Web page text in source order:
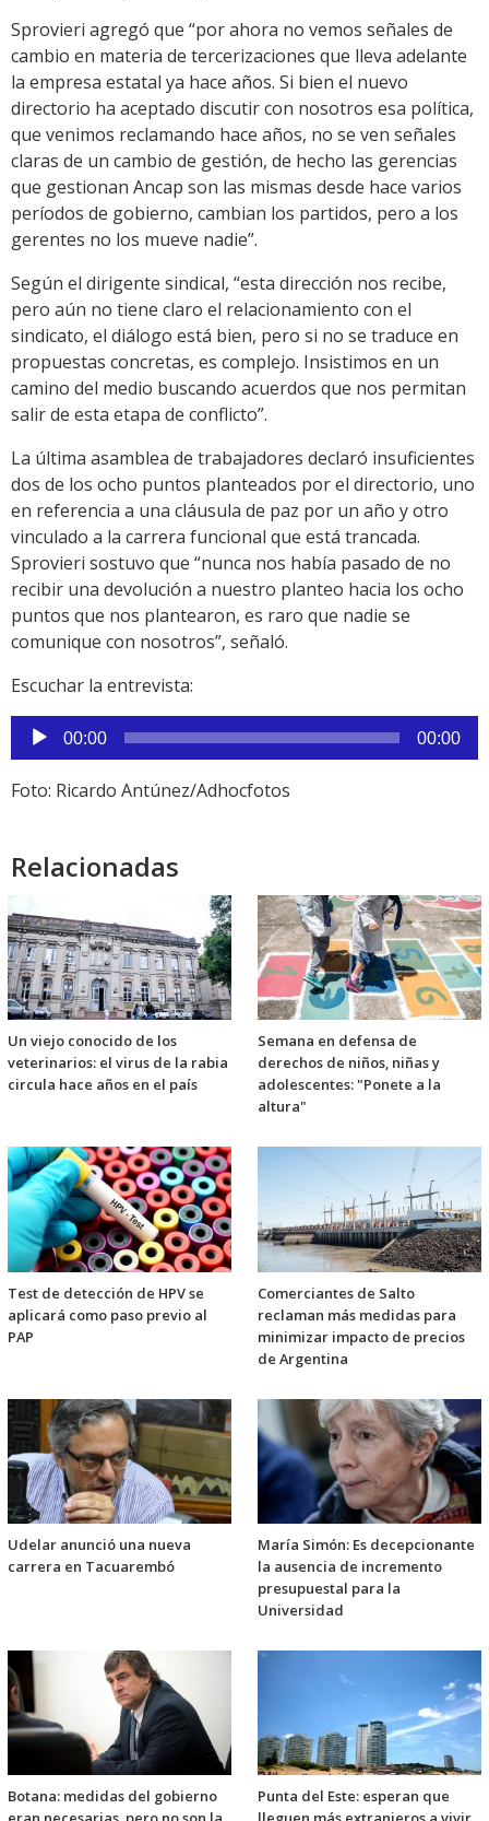
Sprovieri agregó que “por ahora no vemos señales de
cambio en materia de tercerizaciones que lleva adelante
la empresa estatal ya hace años. Si bien el nuevo
directorio ha aceptado discutir con nosotros esa política,
que venimos reclamando hace años, no se ven señales
claras de un cambio de gestión, de hecho las gerencias
que gestionan Ancap son las mismas desde hace varios
períodos de gobierno, cambian los partidos, pero a los
gerentes no los mueve nadie”.
Según el dirigente sindical, “esta dirección nos recibe,
pero aún no tiene claro el relacionamiento con el
sindicato, el diálogo está bien, pero si no se traduce en
propuestas concretas, es complejo. Insistimos en un
camino del medio buscando acuerdos que nos permitan
salir de esta etapa de conflicto”.
La última asamblea de trabajadores declaró insuficientes
dos de los ocho puntos planteados por el directorio, uno
en referencia a una cláusula de paz por un año y otro
vinculado a la carrera funcional que está trancada.
Sprovieri sostuvo que “nunca nos había pasado de no
recibir una devolución a nuestro planteo hacia los ocho
puntos que nos plantearon, es raro que nadie se
comunique con nosotros”, señaló.
Escuchar la entrevista:
Reproductor
de
audio
00:00 00:00
Foto: Ricardo Antúnez/Adhocfotos
Relacionadas
Un viejo conocido de los
veterinarios: el virus de la rabia
circula hace años en el país
Semana en defensa de
derechos de niños, niñas y
adolescentes: "Ponete a la
altura"
Test de detección de HPV se
aplicará como paso previo al
PAP
Comerciantes de Salto
reclaman más medidas para
minimizar impacto de precios
de Argentina
Udelar anunció una nueva
carrera en Tacuarembó
María Simón: Es decepcionante
la ausencia de incremento
presupuestal para la
Universidad
Botana: medidas del gobierno
Punta del Este: esperan que